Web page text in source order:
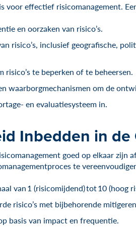
voor effectief risicomanagement.
en oorzaken van risico’s.
risico’s, inclusief geografische,
te beperken of te beheersen.
waarborgmechanismen om de
en evaluatiesysteem in.
Inbedden in de
goed op elkaar
te
van 1 (risicomijdend) tot 10 (hoog
risico’s met bijbehorende
basis van impact en frequentie.